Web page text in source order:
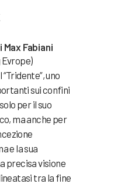
Fabiani
uno
sui confini
per il suo
ma anche per
e la sua
precisa visione
tra la fine